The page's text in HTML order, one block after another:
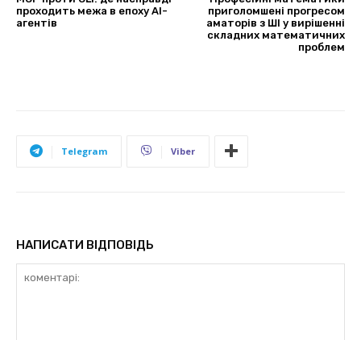
проходить межа в епоху AI-
агентів
приголомшені прогресом
аматорів з ШІ у вирішенні
складних математичних
проблем
Telegram Viber
НАПИСАТИ ВІДПОВІДЬ